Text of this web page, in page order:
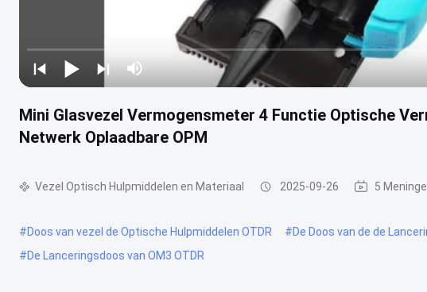
Mini Glasvezel Vermogensmeter 4 Functie Optische
Netwerk Oplaadbare OPM
Vezel Optisch Hulpmiddelen en Materiaal 2025-09-26 5
#Doos van vezel de Optische Hulpmiddelen OTDR #De Doos van de de
#De Lanceringsdoos van OM3 OTDR